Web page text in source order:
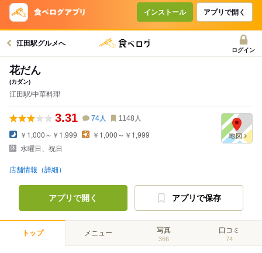
インストール アプリで開く
江田駅グルメへ
ログイン
花だん
(カダン)
江田駅/中華料理
3.31 74人 1148 人
￥1,000～￥1,999
￥1,000～￥1,999
水曜日、祝日
店舗情報（詳細）
アプリで開く アプリで保存
トップ メニュー 写真
366
口コミ
74